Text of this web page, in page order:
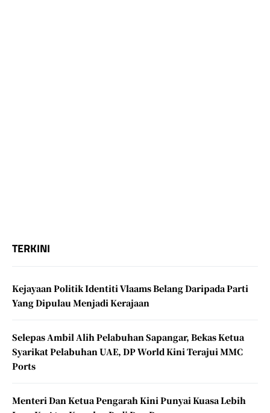
TERKINI
Kejayaan Politik Identiti Vlaams Belang Daripada Parti
Yang Dipulau Menjadi Kerajaan
Selepas Ambil Alih Pelabuhan Sapangar, Bekas Ketua
Syarikat Pelabuhan UAE, DP World Kini Terajui MMC
Ports
Menteri Dan Ketua Pengarah Kini Punyai Kuasa Lebih